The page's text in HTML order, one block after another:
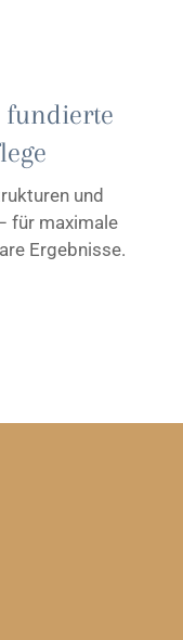
fundierte
und
für maximale
Ergebnisse.